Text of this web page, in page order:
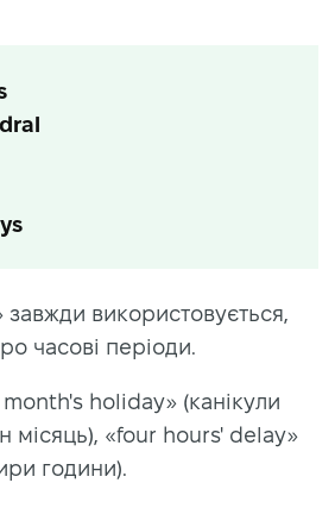
використовується,
часові періоди.
holiday» (канікули
місяць), «four hours' delay»
години).